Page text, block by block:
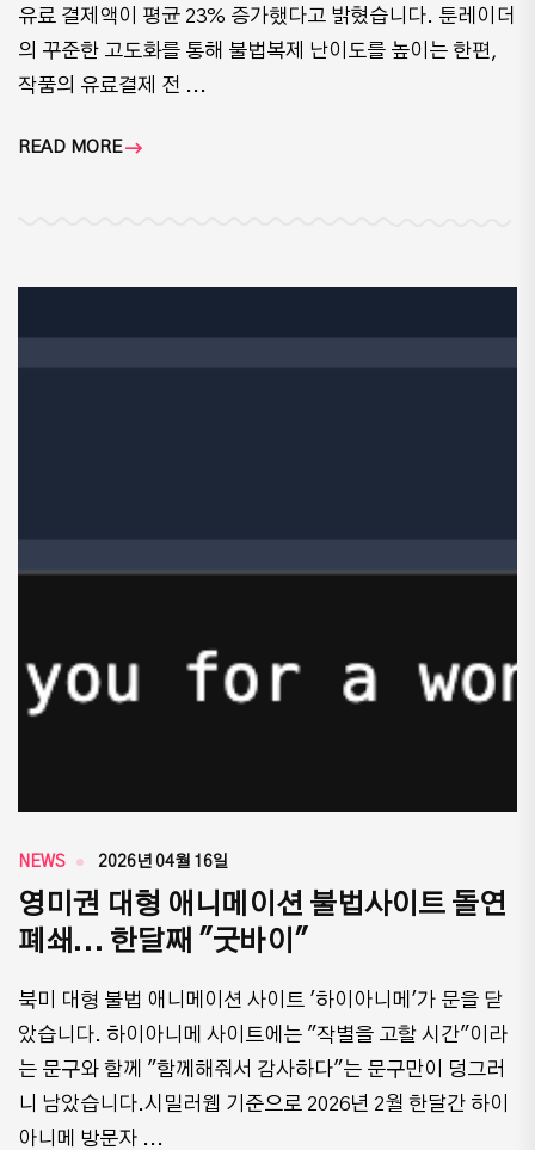
유료 결제액이 평균 23% 증가했다고 밝혔습니다. 툰레이더
의 꾸준한 고도화를 통해 불법복제 난이도를 높이는 한편,
작품의 유료결제 전 ...
READ MORE
NEWS 2026년 04월 16일
영미권 대형 애니메이션 불법사이트 돌연
폐쇄... 한달째 "굿바이"
북미 대형 불법 애니메이션 사이트 '하이아니메'가 문을 닫
았습니다. 하이아니메 사이트에는 "작별을 고할 시간"이라
는 문구와 함께 "함께해줘서 감사하다"는 문구만이 덩그러
니 남았습니다.시밀러웹 기준으로 2026년 2월 한달간 하이
아니메 방문자 ...